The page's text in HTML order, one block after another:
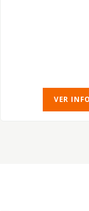
VER